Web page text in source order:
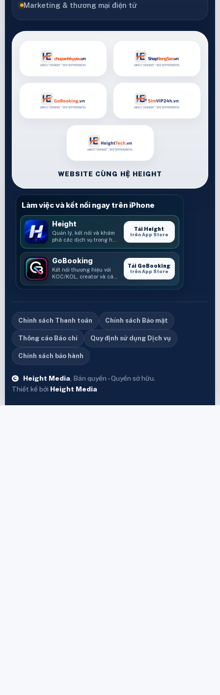
Marketing & thương mại điện tử
WEBSITE CÙNG HỆ HEIGHT
Làm việc và kết nối ngay trên iPhone
Height
Quản lý, kết nối và khám
phá các dịch vụ trong hệ
Tải Height
trên App Store
GoBooking
Kết nối thương hiệu với
KOC/KOL, creator và các
Tải GoBooking
trên App Store
Chính sách Thanh toán Chính sách Bảo mật
Thông cáo Báo chí Quy định sử dụng Dịch vụ
Chính sách bảo hành
Height Media , Bản quyền - Quyền sở hữu.
Thiết kế bởi Height Media